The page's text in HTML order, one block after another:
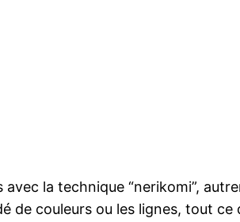
la technique “nerikomi”,
de couleurs ou les lignes, tout